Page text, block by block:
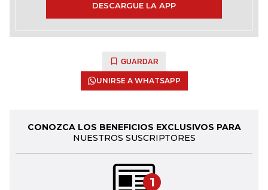
DESCARGUE LA APP
GUARDAR
UNIRSE A WHATSAPP
CONOZCA LOS BENEFICIOS EXCLUSIVOS PARA
NUESTROS SUSCRIPTORES
1